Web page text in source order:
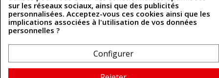
Coordonnées
05 63 34 51 88
contact@cuirenstock.com
sur les réseaux sociaux, ainsi que des publicités
personnalisées. Acceptez-vous ces cookies ainsi que les
implications associées à l'utilisation de vos données
personnelles ?
Configurer